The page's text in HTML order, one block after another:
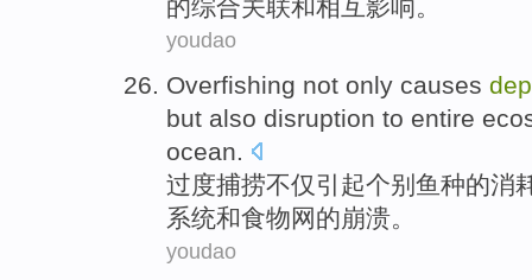
的综合关联和相互影响。
youdao
Overfishing not only causes
but also disruption to entire
ocean.
过度捕捞不仅引起个别 鱼种的消
系统和食物网的崩溃。
youdao